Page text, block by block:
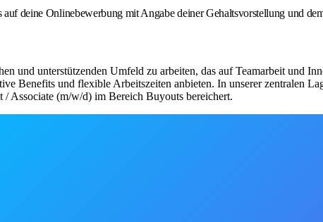
deine Onlinebewerbung mit Angabe deiner Gehaltsvorstellung und
und unterstützenden Umfeld zu arbeiten, das auf Teamarbeit und
Benefits und flexible Arbeitszeiten anbieten. In unserer zentralen
Associate (m/w/d) im Bereich Buyouts bereichert.